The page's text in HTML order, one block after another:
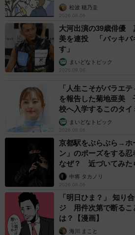
松波 穂乃圭
2026.08.06
大河出演の39歳俳優
美を連投 「バッキバ
す」
まいどなトピック
2026.08.06
「人生こそがバラエ
を報告した菊地亜美
校へ入学するこのタイ
まいどなトピック
2026.08.06
京都駅をぶらぶら→ホ
ン」のポーズをする
なぜ？ 近づいてみ
未熟」中将 タカノリ
2026.08.06
「明日ひま？」 知り
ジ 用件次第で断るこ
は？【漫画】
海川 まこと